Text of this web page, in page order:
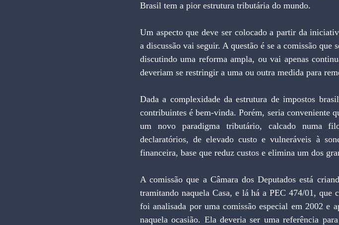
Brasil tem a pior estrutura tributária do mundo.
Um aspecto que deve ser colocado a partir da
a discussão vai seguir. A questão é se a comissão
discutindo uma reforma ampla, ou vai apenas
deveriam se restringir a uma ou outra medida para
Dada a complexidade da estrutura de impostos
contribuintes é bem-vinda. Porém, seria conveniente
um novo paradigma tributário, calcado numa
declaratórios, de elevado custo e vulneráveis à
financeira, base que reduz custos e elimina um dos
A comissão que a Câmara dos Deputados está
tramitando naquela Casa, e lá há a PEC 474/01,
foi analisada por uma comissão especial em 2002 e
naquela ocasião. Ela deveria ser uma referência